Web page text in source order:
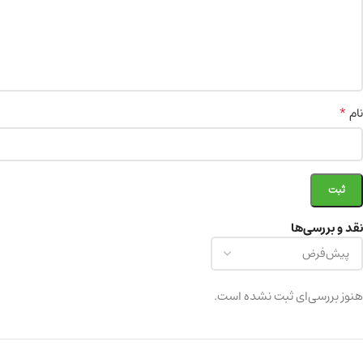
نقد و بررسی‌ها
هنوز بررسی‌ای ثبت نشده است.
نام*